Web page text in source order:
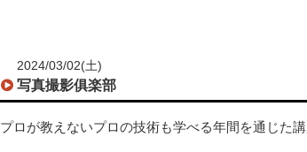
2024/03/02(土)
写真撮影俱楽部
プロが教えないプロの技術も学べる年間を通じた講